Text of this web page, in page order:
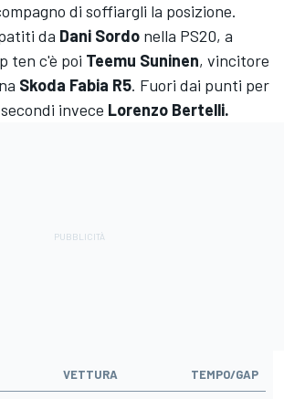
di soffiargli la posizione.
da Dani Sordo nella PS20, a
ten c'è poi Teemu Suninen, vincitore
Skoda Fabia R5. Fuori dai punti per
invece Lorenzo Bertelli.
VETTURA TEMPO/GAP